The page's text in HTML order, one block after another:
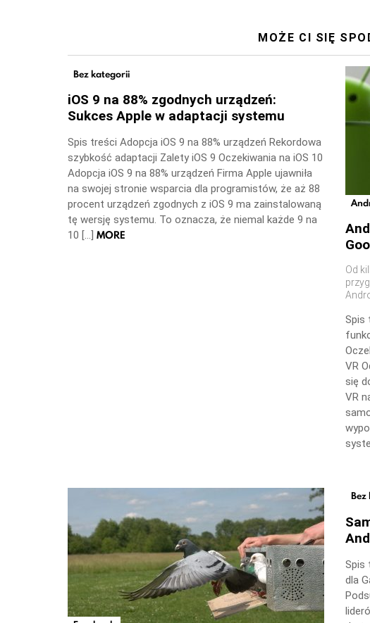
MOŻE CI SIĘ
Bez kategorii
iOS 9 na 88% zgodnych urządzeń:
Sukces Apple w adaptacji systemu
Spis treści Adopcja iOS 9 na 88% urządzeń Rekordowa
szybkość adaptacji Zalety iOS 9 Oczekiwania na iOS 10
Adopcja iOS 9 na 88% urządzeń Firma Apple ujawniła
na swojej stronie wsparcia dla programistów, że aż 88
procent urządzeń zgodnych z iOS 9 ma zainstalowaną
tę wersję systemu. To oznacza, że niemal każde 9 na
10 […] MORE
Od
Spis
VR
się
VR
Spis
dla